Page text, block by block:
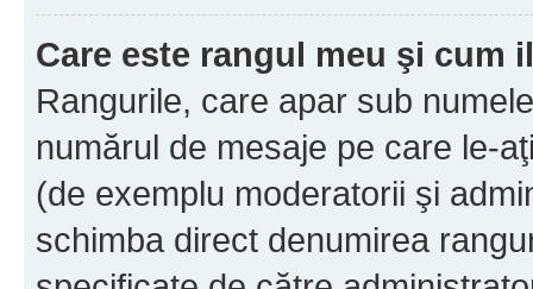
Care este rangul meu şi cum
Rangurile, care apar sub
numărul de mesaje pe care le-
(de exemplu moderatorii şi
schimba direct denumirea